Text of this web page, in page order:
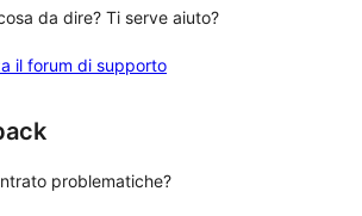
da dire? Ti serve aiuto?
il forum di supporto
problematiche?